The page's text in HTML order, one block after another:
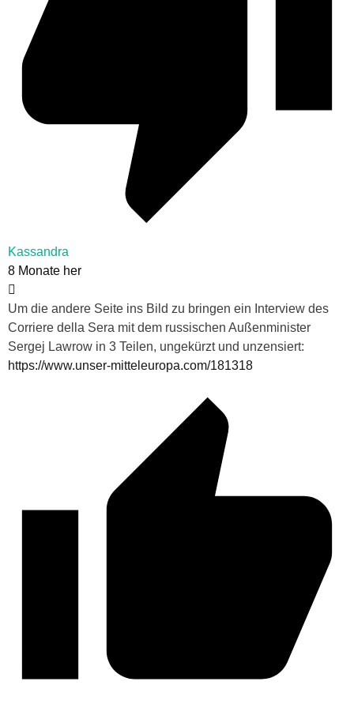
Kassandra
8 Monate her
Um die andere Seite ins Bild zu bringen ein Interview des
Corriere della Sera mit dem russischen Außenminister
Sergej Lawrow in 3 Teilen, ungekürzt und unzensiert:
https://www.unser-mitteleuropa.com/181318